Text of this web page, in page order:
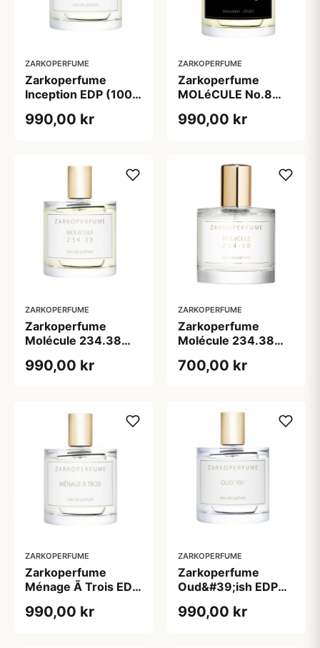
ZARKOPERFUME
Zarkoperfume
Inception EDP (100
990,00 kr
ZARKOPERFUME
Zarkoperfume
MOLéCULE No.8
(100 ml)
990,00 kr
ZARKOPERFUME
Zarkoperfume
Molécule 234.38
990,00 kr
ZARKOPERFUME
Zarkoperfume
Molécule 234.38
700,00 kr
ZARKOPERFUME
Zarkoperfume
Ménage Ã Trois EDP
990,00 kr
ZARKOPERFUME
Zarkoperfume
Oud&#39;ish EDP
990,00 kr